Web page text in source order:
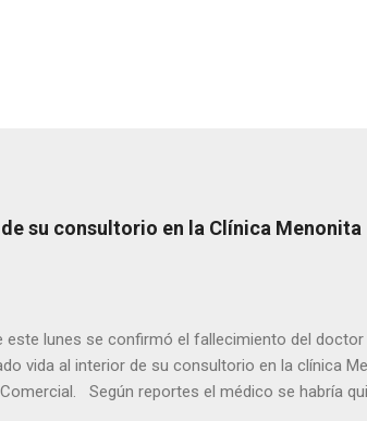
su consultorio en la Clínica Menonita
este lunes se confirmó el fallecimiento del doctor
vida al interior de su consultorio en la clínica
Según reportes el médico se habría